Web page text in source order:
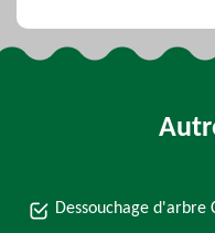
Dessouchage d'arbre